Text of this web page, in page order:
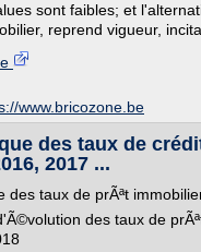
sont faibles; et
reprend vigueur,
www.bricozone.be
des taux de
2017 ...
des taux de prÃªt
des taux de